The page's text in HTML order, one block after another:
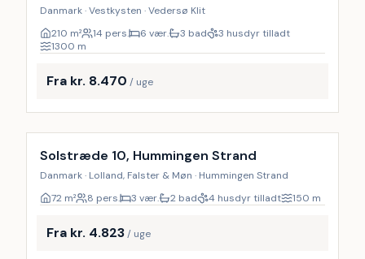
Danmark · Vestkysten · Vedersø Klit
210 m² 14 pers. 6 vær. 3 bad
3 husdyr tilladt
1300 m
Fra kr. 8.470 / uge
Inkl. rengøring
Solstræde 10, Hummingen Strand
Danmark · Lolland, Falster & Møn · Hummingen Strand
72 m² 8 pers. 3 vær. 2 bad 4 husdyr tilladt 150 m
Fra kr. 4.823/ uge